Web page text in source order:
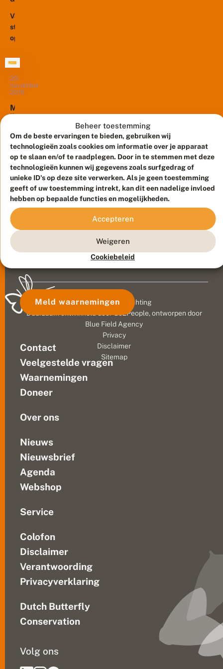
Beheer toestemming
Om de beste ervaringen te bieden, gebruiken wij
technologieën zoals cookies om informatie over je apparaat
op te slaan en/of te raadplegen. Door in te stemmen met deze
technologieën kunnen wij gegevens zoals surfgedrag of
unieke ID's op deze site verwerken. Als je geen toestemming
geeft of uw toestemming intrekt, kan dit een nadelige invloed
hebben op bepaalde functies en mogelijkheden.
Accepteren
Weigeren
Cookiebeleid
w
e
d
K
a
m
e
r
:
#
ij
n
n
a
t
u
u
r
b
li
j
t
een
in
postbakje.
De
wens
afgedrukt
de
prachtige...
r
l
a
n
o
m
a
r
m
t
#
ij
n
N
a
t
u
u
r
li
j
f
t
Vanmorgen
stond
op
achterzijde
De
Telegraaf
een
paginagrote
over
#MijnNatuurBlijft.
De
natuur
is
van
levensbelang
voor
dieren,
planten,
ons
en
voor...
29
november
2019
M
ij
n
a
u
u
r
b
li
f
t
De
pracht
van
de
Nederlandse
natuur
onder
de
aandacht
op
media,
dat
beoogde
onze
projectleider
toen
november
Contact
Veelgestelde vragen
Waarnemingen
Doneer
Over ons
Nieuws
Nieuwsbrief
Agenda
Webshop
Service
Colofon
Disclaimer
Verantwoording
Privacyverklaring
Dutch Butterfly
Conservation
Volg ons
Meld waarnemingen
© 2026 Vlinderstichting
Duurzaam ontwikkeld doorGo2People, ontworpen door
Blue Field Agency
Privacy
Disclaimer
Sitemap